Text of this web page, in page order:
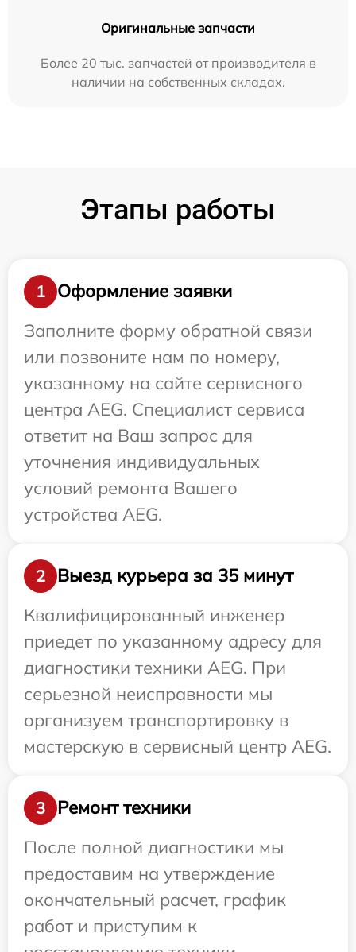
Оригинальные запчасти
Более 20 тыс. запчастей от производителя в
наличии на собственных складах.
Этапы работы
1
Оформление заявки
Заполните форму обратной связи
или позвоните нам по номеру,
указанному на сайте сервисного
центра AEG. Специалист сервиса
ответит на Ваш запрос для
уточнения индивидуальных
условий ремонта Вашего
устройства AEG.
2
Выезд курьера за 35 минут
Квалифицированный инженер
приедет по указанному адресу для
диагностики техники AEG. При
серьезной неисправности мы
организуем транспортировку в
мастерскую в сервисный центр AEG.
3
Ремонт техники
После полной диагностики мы
предоставим на утверждение
окончательный расчет, график
работ и приступим к